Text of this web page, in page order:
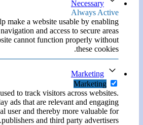
Necessary
Always Active
make a website usable by enabling
and access to secure areas
cannot function properly without
these cookies.
Marketing
Marketing
to track visitors across websites.
ads that are relevant and engaging
user and thereby more valuable for
publishers and third party advertisers.